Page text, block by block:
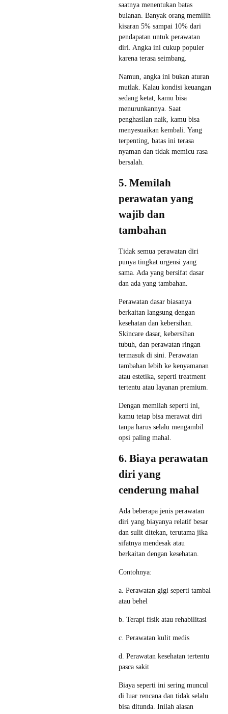
saatnya menentukan batas
bulanan. Banyak orang memilih
kisaran 5% sampai 10% dari
pendapatan untuk perawatan
diri. Angka ini cukup populer
karena terasa seimbang.
Namun, angka ini bukan aturan
mutlak. Kalau kondisi keuangan
sedang ketat, kamu bisa
menurunkannya. Saat
penghasilan naik, kamu bisa
menyesuaikan kembali. Yang
terpenting, batas ini terasa
nyaman dan tidak memicu rasa
bersalah.
5. Memilah
perawatan yang
wajib dan
tambahan
Tidak semua perawatan diri
punya tingkat urgensi yang
sama. Ada yang bersifat dasar
dan ada yang tambahan.
Perawatan dasar biasanya
berkaitan langsung dengan
kesehatan dan kebersihan.
Skincare dasar, kebersihan
tubuh, dan perawatan ringan
termasuk di sini. Perawatan
tambahan lebih ke kenyamanan
atau estetika, seperti treatment
tertentu atau layanan premium.
Dengan memilah seperti ini,
kamu tetap bisa merawat diri
tanpa harus selalu mengambil
opsi paling mahal.
6. Biaya perawatan
diri yang
cenderung mahal
Ada beberapa jenis perawatan
diri yang biayanya relatif besar
dan sulit ditekan, terutama jika
sifatnya mendesak atau
berkaitan dengan kesehatan.
Contohnya:
a. Perawatan gigi seperti tambal
atau behel
b. Terapi fisik atau rehabilitasi
c. Perawatan kulit medis
d. Perawatan kesehatan tertentu
pasca sakit
Biaya seperti ini sering muncul
di luar rencana dan tidak selalu
bisa ditunda. Inilah alasan